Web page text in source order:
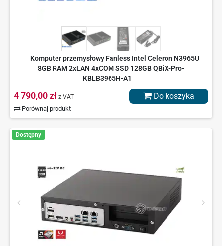
Komputer przemysłowy Fanless Intel Celeron N3965U
8GB RAM 2xLAN 4xCOM SSD 128GB QBiX-Pro-
KBLB3965H-A1
4 790,00 zł z VAT
Porównaj produkt
Do koszyka
Dostępny